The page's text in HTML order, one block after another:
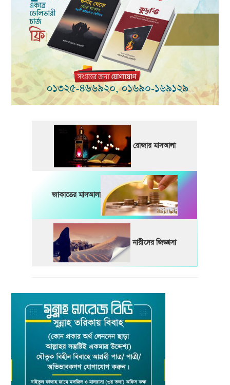
রোজার মাসআলা
জাকাতের মাসআলা
নারীদের জিজ্ঞাসা